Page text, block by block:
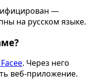
Для
—
на русском языке.
. Через него
веб-приложение.